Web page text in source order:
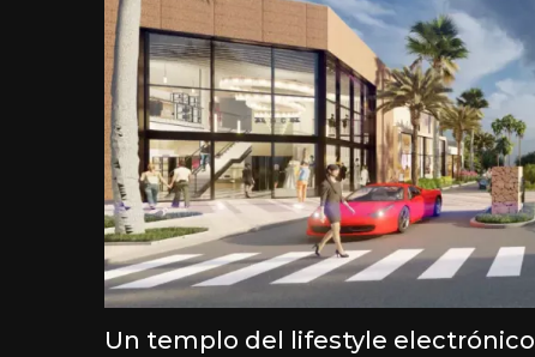
Un templo del lifestyle electrónico